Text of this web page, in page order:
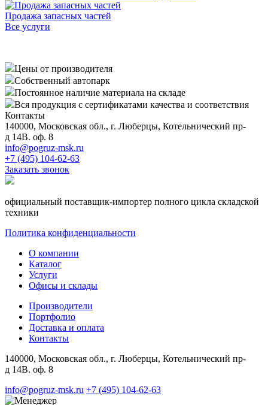
Продажа запасных частей
Все услуги
Цены от производителя
Собственный автопарк
Постоянное наличие материала на складе
Вся продукция с сертификатами качества и соответствия
Контакты
140000, Московская обл., г. Люберцы, Котельнический пр-
д 14В. оф. 8
info@pogruz-msk.ru
+7 (495) 104-62-63
Заказать звонок
официальный поставщик-импортер полного цикла складской
техники
Политика конфиденциальности
О компании
Каталог
Услуги
Офисы и склады
Производители
Портфолио
Доставка и оплата
Контакты
140000, Московская обл., г. Люберцы, Котельнический пр-
д 14В. оф. 8
info@pogruz-msk.ru +7 (495) 104-62-63